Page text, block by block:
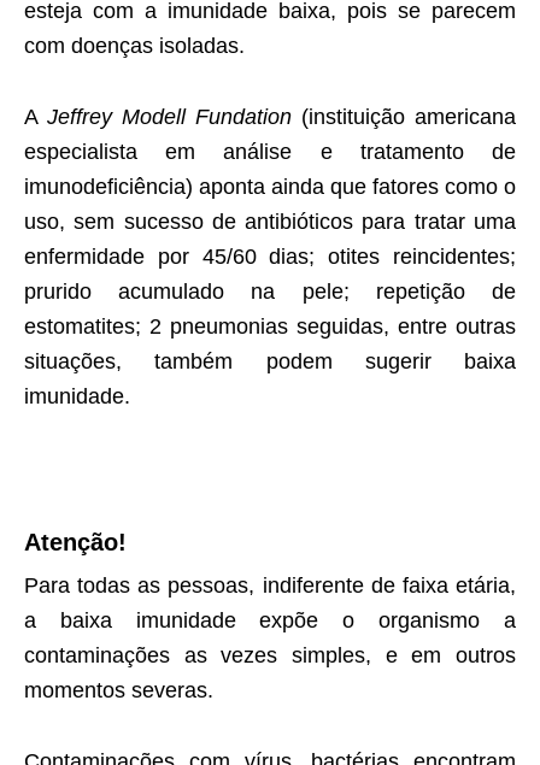
esteja com a imunidade baixa, pois se parecem
com doenças isoladas.
A Jeffrey Modell Fundation (instituição americana
especialista em análise e tratamento de
imunodeficiência) aponta ainda que fatores como o
uso, sem sucesso de antibióticos para tratar uma
enfermidade por 45/60 dias; otites reincidentes;
prurido acumulado na pele; repetição de
estomatites; 2 pneumonias seguidas, entre outras
situações, também podem sugerir baixa
imunidade.
Atenção!
Para todas as pessoas, indiferente de faixa etária,
a baixa imunidade expõe o organismo a
contaminações as vezes simples, e em outros
momentos severas.